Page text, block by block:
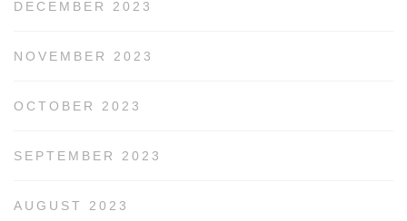
DECEMBER 2023
NOVEMBER 2023
OCTOBER 2023
SEPTEMBER 2023
AUGUST 2023